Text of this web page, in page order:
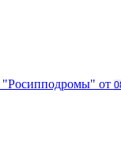
"Росипподромы" от